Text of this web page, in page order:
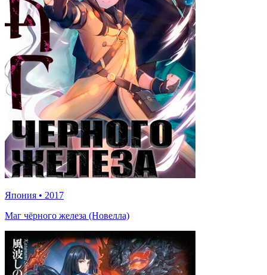
Япония • 2017
Маг чёрного железа (Новелла)